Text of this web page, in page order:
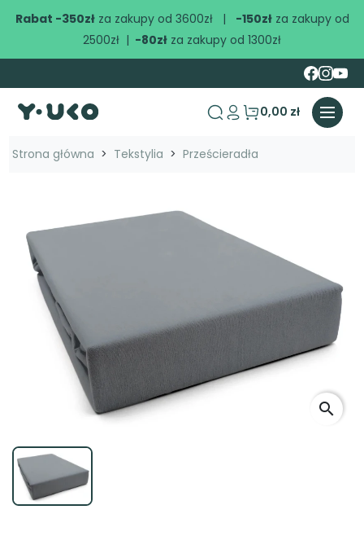
Rabat -350złza zakupy od 3600zł | -150złza zakupy od
2500zł | -80zł za zakupy od 1300zł
search
0,00 zł
Strona główna Tekstylia Prześcieradła
search